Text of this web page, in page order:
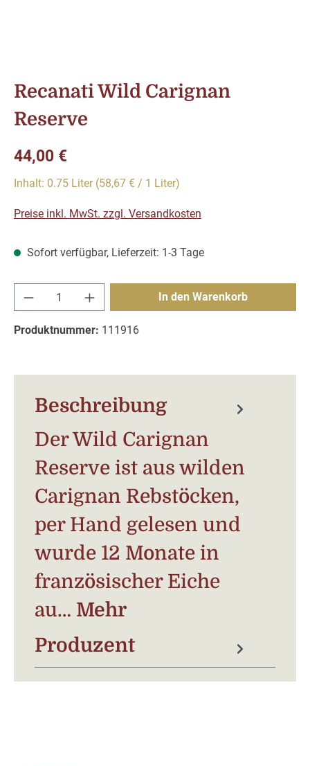
Recanati Wild Carignan
Reserve
Regulärer Preis:
44,00 €
Inhalt: 0.75 Liter (58,67 € / 1 Liter)
Preise inkl. MwSt. zzgl. Versandkosten
Sofort verfügbar, Lieferzeit: 1-3 Tage
Produkt Anzahl: Gib den gewünschten
In den Warenkorb
Produktnummer: 111916
Beschreibung
Der Wild Carignan
Reserve ist aus wilden
Carignan Rebstöcken,
per Hand gelesen und
wurde 12 Monate in
französischer Eiche
au… Mehr
Produzent